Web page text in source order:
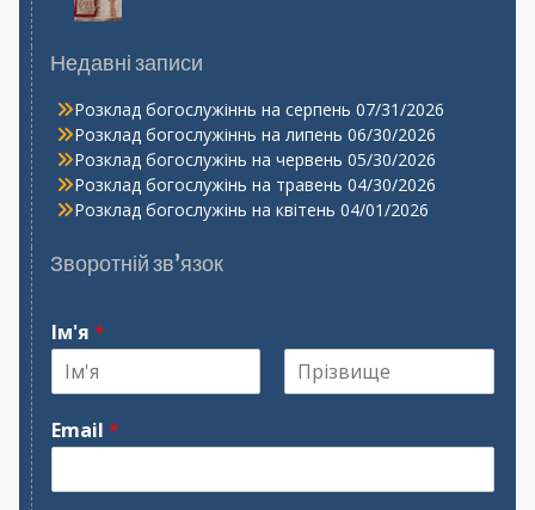
Недавні записи
Розклад богослужіннь на серпень 07/31/2026
Розклад богослужіннь на липень 06/30/2026
Розклад богослужінь на червень 05/30/2026
Розклад богослужінь на травень 04/30/2026
Розклад богослужінь на квітень 04/01/2026
Зворотній зв’язок
Ім'я *
м
'
и
Email *